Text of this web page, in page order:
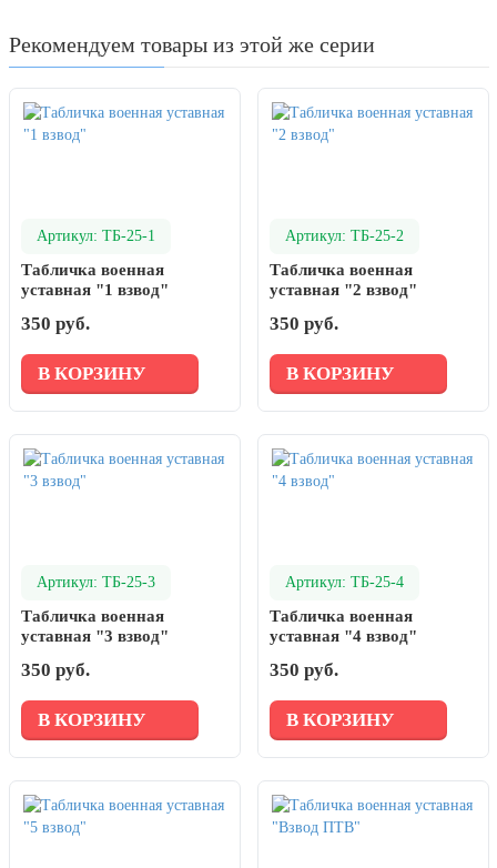
Рекомендуем товары из этой же серии
Артикул: ТБ-25-1
Табличка военная
уставная "1 взвод"
350 руб.
В КОРЗИНУ
Артикул: ТБ-25-2
Табличка военная
уставная "2 взвод"
350 руб.
В КОРЗИНУ
Артикул: ТБ-25-3
Табличка военная
уставная "3 взвод"
350 руб.
В КОРЗИНУ
Артикул: ТБ-25-4
Табличка военная
уставная "4 взвод"
350 руб.
В КОРЗИНУ